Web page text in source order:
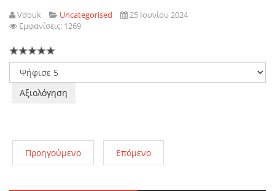
Vdouk Uncategorised
25 Ιουνίου 2024
Εμφανίσεις: 1269
Παρακαλώ
αξιολογήστε
Προηγούμενο Επόμενο